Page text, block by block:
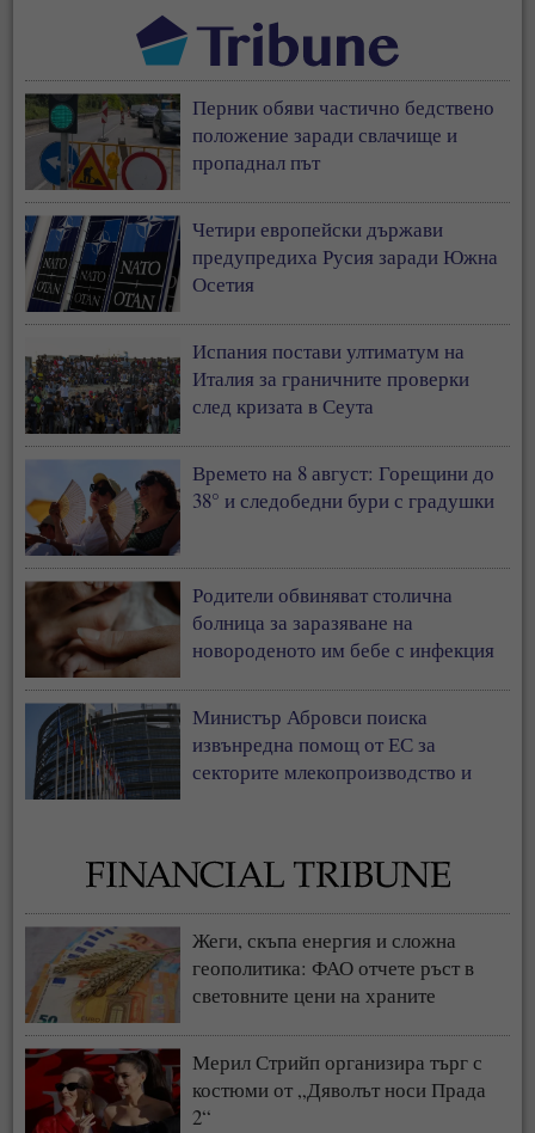
Перник обяви частично бедствено
положение заради свлачище и
пропаднал път
Четири европейски държави
предупредиха Русия заради Южна
Осетия
Испания постави ултиматум на
Италия за граничните проверки
след кризата в Сеута
Времето на 8 август: Горещини до
38° и следобедни бури с градушки
Родители обвиняват столична
болница за заразяване на
новороденото им бебе с инфекция
Министър Абровси поиска
извънредна помощ от ЕС за
секторите млекопроизводство и
Жеги, скъпа енергия и сложна
геополитика: ФАО отчете ръст в
световните цени на храните
Мерил Стрийп организира търг с
костюми от „Дяволът носи Прада
2“